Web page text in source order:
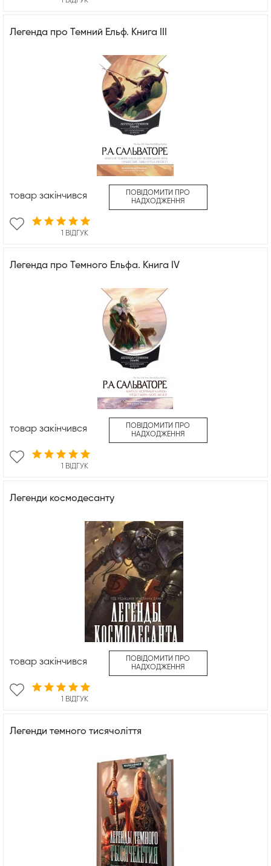
Легенда про Темний Ельф. Книга ІІІ
1 ВІДГУК
товар закінчився
ПОВІДОМИТИ ПРО
НАДХОДЖЕННЯ
Легенда про Темного Ельфа. Книга IV
1 ВІДГУК
товар закінчився
ПОВІДОМИТИ ПРО
НАДХОДЖЕННЯ
Легенди космодесанту
1 ВІДГУК
товар закінчився
ПОВІДОМИТИ ПРО
НАДХОДЖЕННЯ
Легенди темного тисячоліття